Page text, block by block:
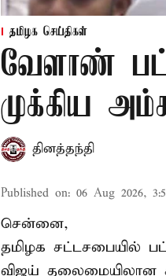
தமிழக செய்திகள்
வேளாண்
முக்கிய
தினத்தந்தி
Published on: 06 Aug 2026,
சென்னை,
தமிழக சட்டசபையில்
விஜய் தலைமையிலான